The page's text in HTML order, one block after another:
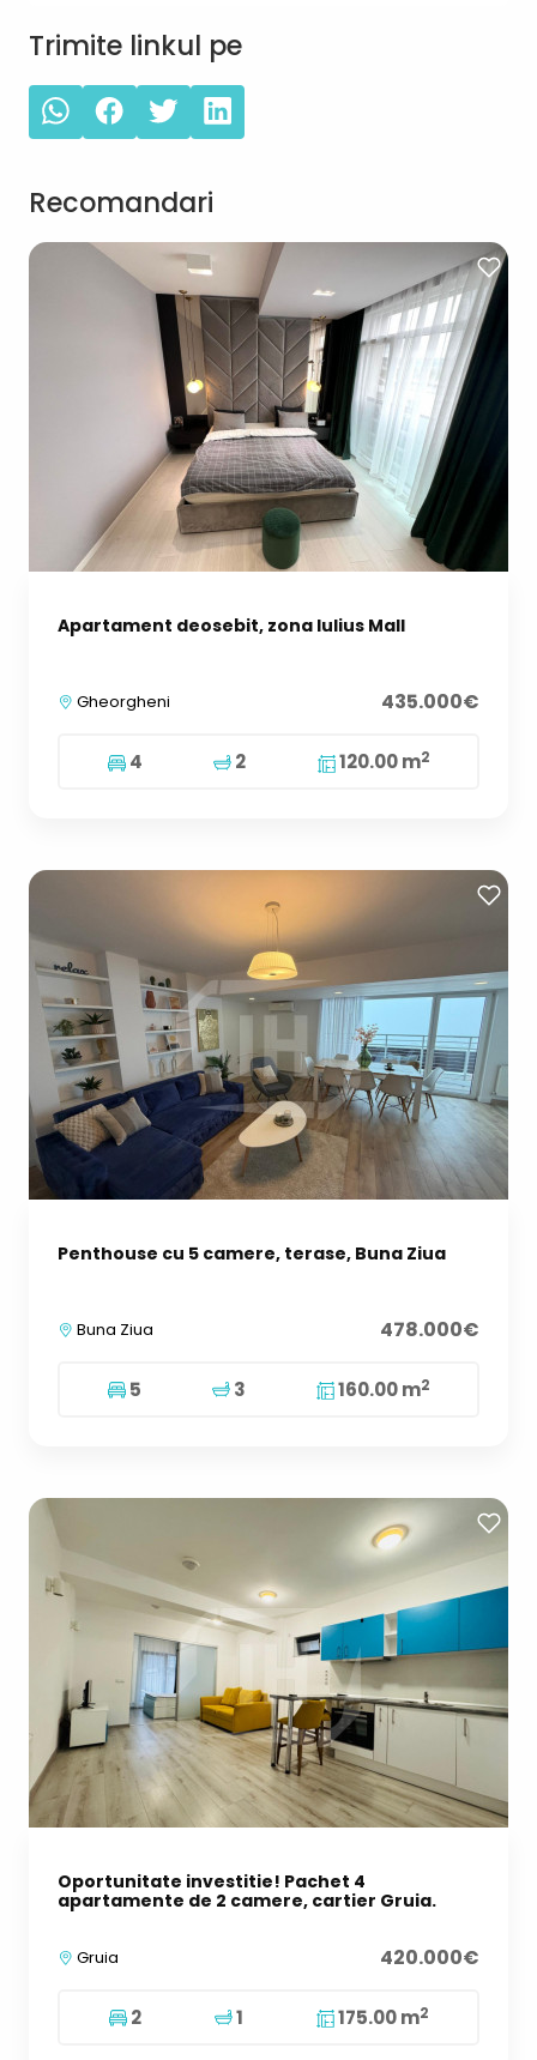
Trimite linkul pe
Recomandari
Apartament deosebit, zona Iulius Mall
Gheorgheni 435.000€
4 2 120.00 m2
Penthouse cu 5 camere, terase, Buna Ziua
Buna Ziua 478.000€
5 3 160.00 m2
Oportunitate investitie! Pachet 4
apartamente de 2 camere, cartier Gruia.
Gruia 420.000€
2 1 175.00 m2